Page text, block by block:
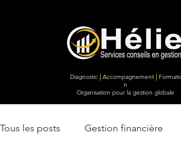
Diagnostic | Accompagnement |
n
Organisation pour la gestion globale
Tous les posts Gestion financière